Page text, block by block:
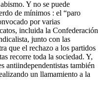
Y no se puede
de mínimos : el “paro
por varias
incluida la Confederación
junto con las
que el rechazo a los partidos
recorre toda la sociedad. Y,
antiindependentistas también
un llamamiento a la